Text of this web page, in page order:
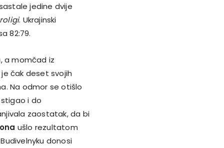
jedine dvije
. Ukrajinski
82:79.
a momčad iz
je čak deset svojih
Na odmor se otišlo
i do
zaostatak, da bi
ušlo rezultatom
donosi